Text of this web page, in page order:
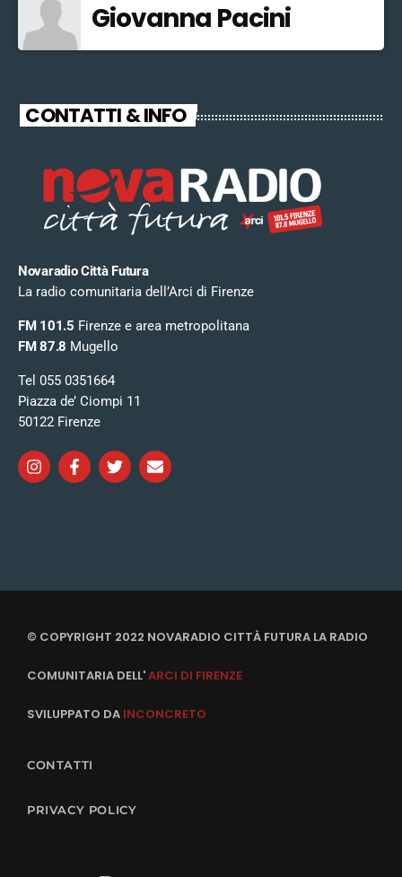
Giovanna Pacini
CONTATTI & INFO
Novaradio Città Futura
La radio comunitaria dell’Arci di Firenze
FM 101.5 Firenze e area metropolitana
FM 87.8 Mugello
Tel 055 0351664
Piazza de’ Ciompi 11
50122 Firenze
© COPYRIGHT 2022 NOVARADIO CITTÀ FUTURA LA RADIO
COMUNITARIA DELL'ARCI DI FIRENZE
SVILUPPATO DA INCONCRETO
CONTATTI
PRIVACY POLICY